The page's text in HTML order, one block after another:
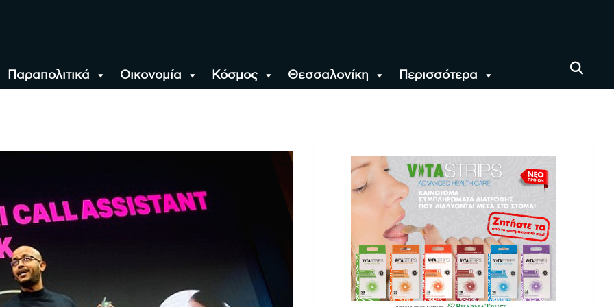
Παραπολιτικά Οικονομία Κόσμος Θεσσαλονίκη Περισσότερα